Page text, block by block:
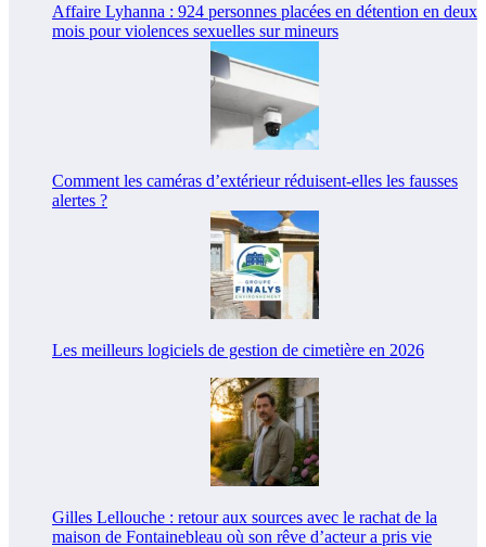
Affaire Lyhanna : 924 personnes placées en détention en deux
mois pour violences sexuelles sur mineurs
Comment les caméras d’extérieur réduisent-elles les fausses
alertes ?
Les meilleurs logiciels de gestion de cimetière en 2026
Gilles Lellouche : retour aux sources avec le rachat de la
maison de Fontainebleau où son rêve d’acteur a pris vie